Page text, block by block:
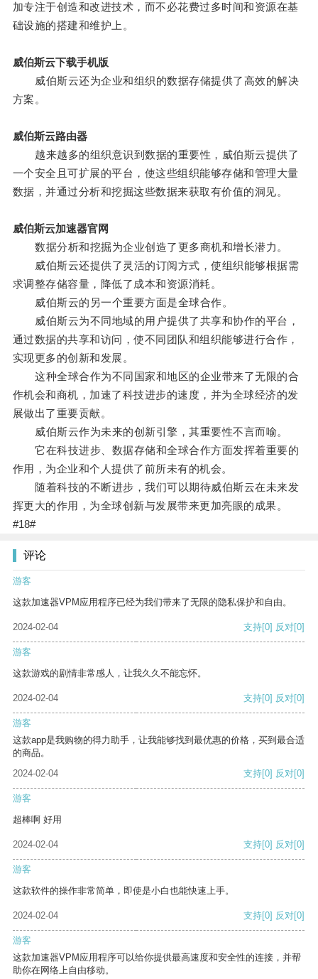
加专注于创造和改进技术，而不必花费过多时间和资源在基
础设施的搭建和维护上。
威伯斯云下载手机版
威伯斯云还为企业和组织的数据存储提供了高效的解决
方案。
威伯斯云路由器
越来越多的组织意识到数据的重要性，威伯斯云提供了
一个安全且可扩展的平台，使这些组织能够存储和管理大量
数据，并通过分析和挖掘这些数据来获取有价值的洞见。
威伯斯云加速器官网
数据分析和挖掘为企业创造了更多商机和增长潜力。
威伯斯云还提供了灵活的订阅方式，使组织能够根据需
求调整存储容量，降低了成本和资源消耗。
威伯斯云的另一个重要方面是全球合作。
威伯斯云为不同地域的用户提供了共享和协作的平台，
通过数据的共享和访问，使不同团队和组织能够进行合作，
实现更多的创新和发展。
这种全球合作为不同国家和地区的企业带来了无限的合
作机会和商机，加速了科技进步的速度，并为全球经济的发
展做出了重要贡献。
威伯斯云作为未来的创新引擎，其重要性不言而喻。
它在科技进步、数据存储和全球合作方面发挥着重要的
作用，为企业和个人提供了前所未有的机会。
随着科技的不断进步，我们可以期待威伯斯云在未来发
挥更大的作用，为全球创新与发展带来更加亮眼的成果。
#18#
评论
游客
这款加速器VPM应用程序已经为我们带来了无限的隐私保护和自由。
2024-02-04 支持[0] 反对[0]
游客
这款游戏的剧情非常感人，让我久久不能忘怀。
2024-02-04 支持[0] 反对[0]
游客
这款app是我购物的得力助手，让我能够找到最优惠的价格，买到最合适
的商品。
2024-02-04
支持[0] 反对[0]
游客
超棒啊 好用
2024-02-04 支持[0] 反对[0]
游客
这款软件的操作非常简单，即使是小白也能快速上手。
2024-02-04 支持[0] 反对[0]
游客
这款加速器VPM应用程序可以给你提供最高速度和安全性的连接，并帮
助你在网络上自由移动。